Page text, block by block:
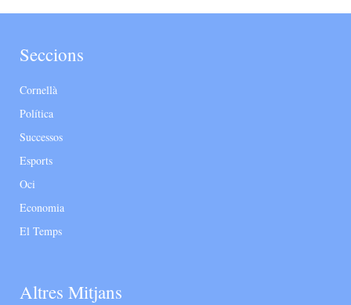
Seccions
Cornellà
Política
Successos
Esports
Oci
Economia
El Temps
Altres Mitjans